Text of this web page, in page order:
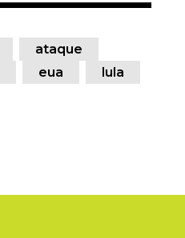
ataque
eua
lula